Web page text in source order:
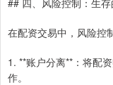
在配资交易中，风险控
1. **账户分离**：将配
作。